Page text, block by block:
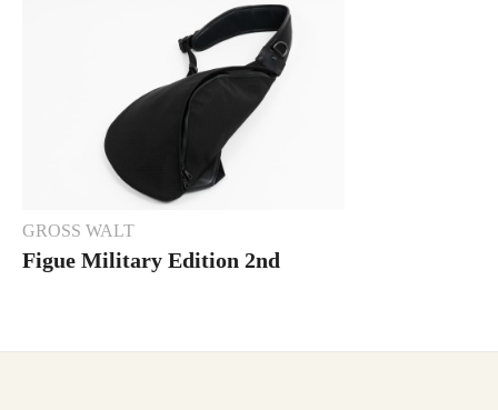
GROSS WALT
Figue Military Edition 2nd